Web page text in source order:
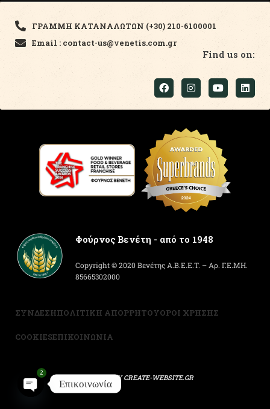
ΓΡΑΜΜΗ ΚΑΤΑΝΑΛΩΤΩΝ (+30) 210-6100001
Email : contact-us@venetis.com.gr
Find us on:
Φούρνος Βενέτη - από το 1948
Copyright © 2020 Βενέτης Α.Β.Ε.Ε.Τ. – Αρ. Γ.Ε.ΜΗ.
85665302000
ΣΥΝΔΕΣΗΠΟΛΙΤΙΚΗ ΑΠΟΡΡΗΤΟΥΟΡΟΙ ΧΡΗΣΗΣ
COOKIESΕΠΙΚΟΙΝΩΝΙΑ
POWERED BY CREATE-WEBSITE.GR
Επικοινωνία
2